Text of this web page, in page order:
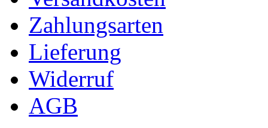
Zahlungsarten
Lieferung
Widerruf
AGB